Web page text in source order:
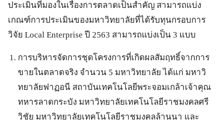
ประเมินที่มองในเรื่องการตลาดเป็นสำคัญ สามารถแบ่ง
เกณฑ์การประเมินของมหาวิทยาลัยที่ได้รับทุนกรอบการ
วิจัย Local Enterprise ปี 2563 สามารถแบ่งเป็น 3 แบบ
การบริหารจัดการชุดโครงการที่เกิดผลสัมฤทธิ์จากการ
ขายในตลาดจริง จำนวน 5 มหาวิทยาลัย ได้แก่ มหาวิ
ทยาลัยฟาฏอนี สถาบันเทคโนโลยีพระจอมเกล้าเจ้าคุณ
ทหารลาดกระบัง มหาวิทยาลัยเทคโนโลยีราชมงคลศรี
วิชัย มหาวิทยาลัยเทคโนโลยีราชมงคลล้านนา และ